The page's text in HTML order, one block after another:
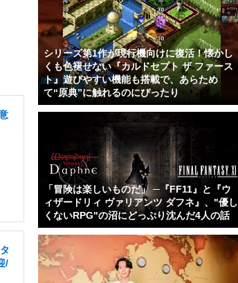
/
シリーズ第1作が現行機向けに復活！懐かし
くも色褪せない『カルドセプト ザ ファース
ト』遊びやすい機能も搭載で、あらため
て“原典”に触れるのにぴったり
「冒険は楽しいものだ」 ─『FF11』と『ウ
ィザードリィ ヴァリアンツ ダフネ』、"優し
くないRPG"の沼にどっぷり沈んだ4人の話